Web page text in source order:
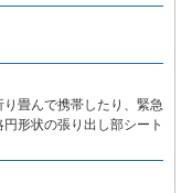
畳んで携帯したり、緊急
形状の張り出し部シート